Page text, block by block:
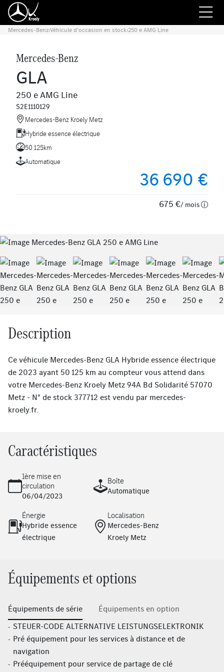
Mercedes-Benz›Véhicule d'occasion en stock›250 e AMG Line
Mercedes-Benz
GLA
250 e AMG Line
S2E1110129
Mercedes-Benz Kroely Metz
Hybride essence électrique
50 125km
Automatique
36 690 €
675 €/ mois
Previous Next
Description
Ce véhicule Mercedes-Benz GLA Hybride essence électrique
de 2023 ayant 50 125 km au compteur vous attend dans
votre Mercedes-Benz Kroely Metz 94A Bd Solidarité 57070
Metz - N° de stock 377712 est vendu par mercedes-
kroely.fr.
Caractéristiques
1ère mise en
circulation
06/04/2023
Boîte
Automatique
Énergie
Hybride essence
électrique
Localisation
Mercedes-Benz
Kroely Metz
Équipements et options
Équipements de série
Équipements en option
STEUER-CODE ALTERNATIVE LEISTUNGSELEKTRONIK
Pré équipement pour les services à distance et de
navigation
Prééquipement pour service de partage de clé